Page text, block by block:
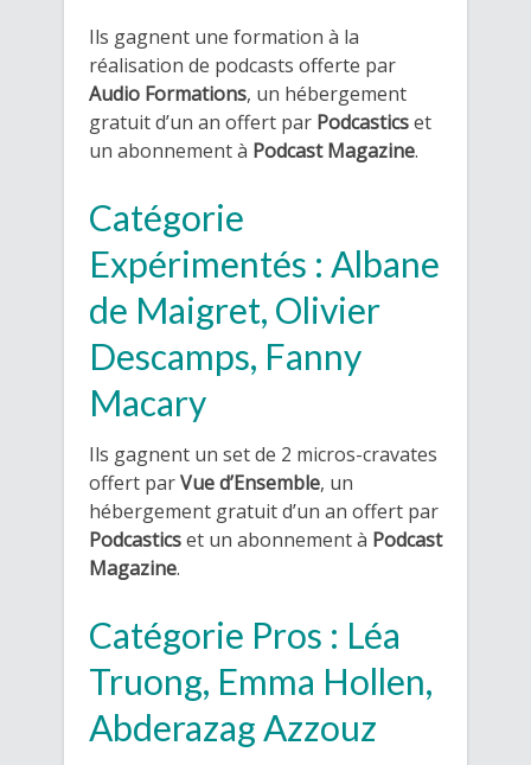
Ils gagnent une formation à la
réalisation de podcasts offerte par
Audio Formations, un hébergement
gratuit d’un an offert par Podcasticset
un abonnement à Podcast Magazine.
Catégorie
Expérimentés : Albane
de Maigret, Olivier
Descamps, Fanny
Macary
Ils gagnent un set de 2 micros-cravates
offert parVue d’Ensemble, un
hébergement gratuit d’un an offert par
Podcasticset un abonnement à Podcast
Magazine.
Catégorie Pros : Léa
Truong, Emma Hollen,
Abderazag Azzouz